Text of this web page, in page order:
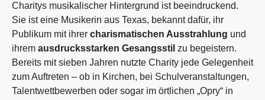
Charitys musikalischer Hintergrund ist beeindruckend.
Sie ist eine Musikerin aus Texas, bekannt dafür, ihr
Publikum mit ihrer charismatischen Ausstrahlung und
ihrem ausdrucksstarken Gesangsstil zu begeistern.
Bereits mit sieben Jahren nutzte Charity jede Gelegenheit
zum Auftreten – ob in Kirchen, bei Schulveranstaltungen,
Talentwettbewerben oder sogar im örtlichen „Opry“ in